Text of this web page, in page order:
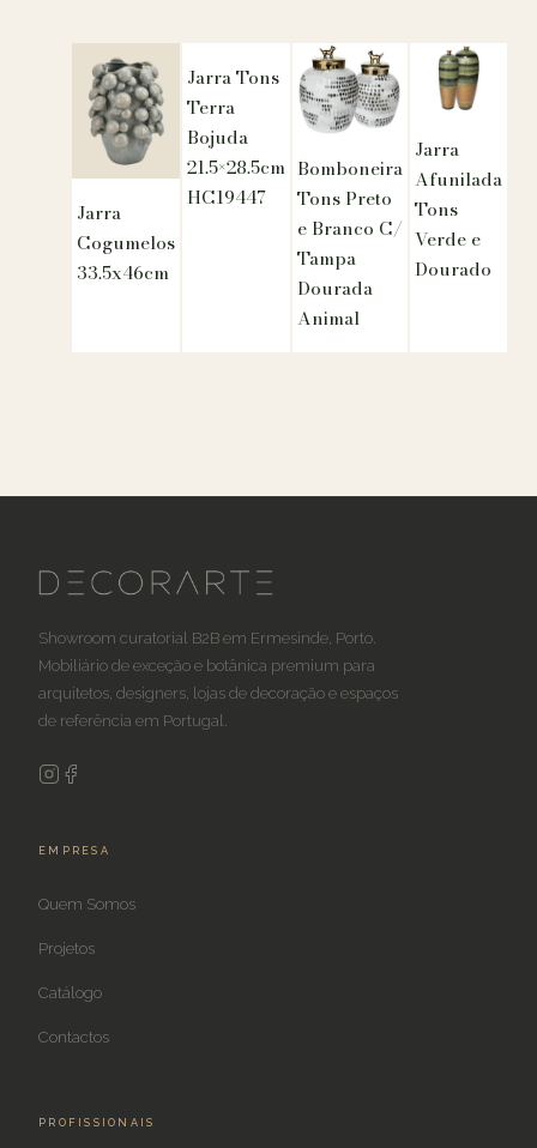
Jarra
Cogumelos
33.5x46cm
Jarra Tons
Terra
Bojuda
21.5×28.5cm
HC19447
Bomboneira
Tons Preto
e Branco C/
Tampa
Dourada
Animal
Jarra
Afunilada
Tons
Verde e
Dourado
Showroom curatorial B2B em Ermesinde, Porto.
Mobiliário de exceção e botânica premium para
arquitetos, designers, lojas de decoração e espaços
de referência em Portugal.
EMPRESA
Quem Somos
Projetos
Catálogo
Contactos
PROFISSIONAIS